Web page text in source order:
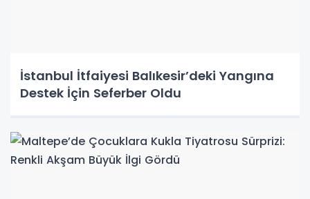
İstanbul İtfaiyesi Balıkesir’deki Yangına
Destek İçin Seferber Oldu